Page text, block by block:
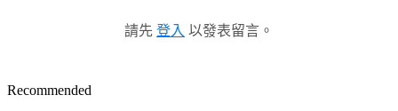
請先 登入 以發表留言。
Recommended